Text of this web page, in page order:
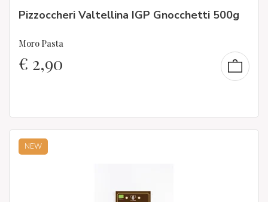
Pizzoccheri Valtellina IGP Gnocchetti 500g
Moro Pasta
€ 2,90
NEW